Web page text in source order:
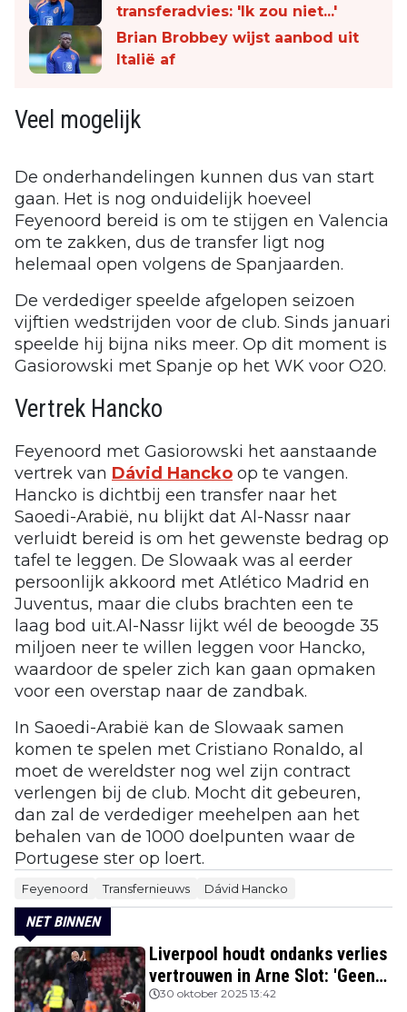
transferadvies: 'Ik zou niet...'
Brian Brobbey wijst aanbod uit
Italië af
Veel mogelijk
De onderhandelingen kunnen dus van start
gaan. Het is nog onduidelijk hoeveel
Feyenoord bereid is om te stijgen en Valencia
om te zakken, dus de transfer ligt nog
helemaal open volgens de Spanjaarden.
De verdediger speelde afgelopen seizoen
vijftien wedstrijden voor de club. Sinds januari
speelde hij bijna niks meer. Op dit moment is
Gasiorowski met Spanje op het WK voor O20.
Vertrek Hancko
Feyenoord met Gasiorowski het aanstaande
vertrek van Dávid Hancko op te vangen.
Hancko is dichtbij een transfer naar het
Saoedi-Arabië, nu blijkt dat Al-Nassr naar
verluidt bereid is om het gewenste bedrag op
tafel te leggen. De Slowaak was al eerder
persoonlijk akkoord met Atlético Madrid en
Juventus, maar die clubs brachten een te
laag bod uit.Al-Nassr lijkt wél de beoogde 35
miljoen neer te willen leggen voor Hancko,
waardoor de speler zich kan gaan opmaken
voor een overstap naar de zandbak.
In Saoedi-Arabië kan de Slowaak samen
komen te spelen met Cristiano Ronaldo, al
moet de wereldster nog wel zijn contract
verlengen bij de club. Mocht dit gebeuren,
dan zal de verdediger meehelpen aan het
behalen van de 1000 doelpunten waar de
Portugese ster op loert.
Feyenoord Transfernieuws Dávid Hancko
NET BINNEN
Liverpool houdt ondanks verlies
vertrouwen in Arne Slot: 'Geen
kans'
30 oktober 2025 13:42